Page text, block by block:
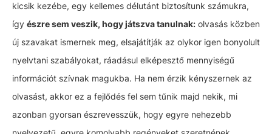
kicsik kezébe, egy kellemes délutánt biztosítunk számukra,
így észre sem veszik, hogy játszva tanulnak: olvasás közben
új szavakat ismernek meg, elsajátítják az olykor igen bonyolult
nyelvtani szabályokat, ráadásul elképesztő mennyiségű
információt szívnak magukba. Ha nem érzik kényszernek az
olvasást, akkor ez a fejlődés fel sem tűnik majd nekik, mi
azonban gyorsan észrevesszük, hogy egyre nehezebb